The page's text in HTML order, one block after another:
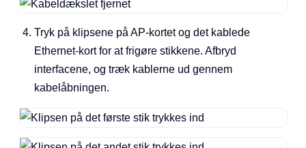
Tryk på klipsene på AP-kortet og det kablede
Ethernet-kort for at frigøre stikkene. Afbryd
interfacene, og træk kablerne ud gennem
kabelåbningen.